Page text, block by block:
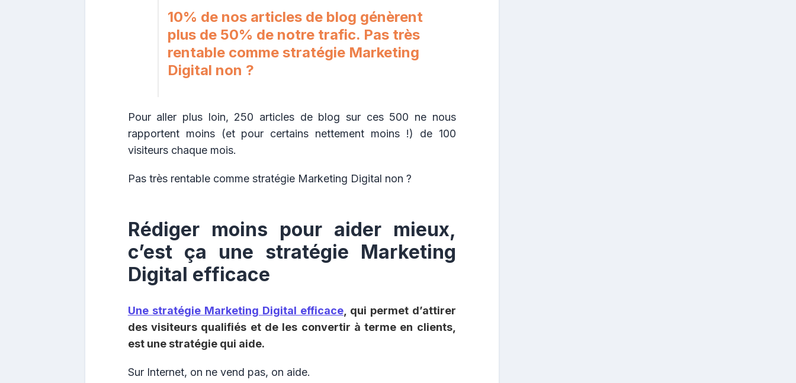
10% de nos articles de blog génèrent
plus de 50% de notre trafic. Pas très
rentable comme stratégie Marketing
Digital non ?
Pour aller plus loin, 250 articles de blog sur ces 500 ne nous
rapportent moins (et pour certains nettement moins !) de 100
visiteurs chaque mois.
Pas très rentable comme stratégie Marketing Digital non ?
Rédiger moins pour aider mieux,
c’est ça une stratégie Marketing
Digital efficace
Une stratégie Marketing Digital efficace, qui permet d’attirer
des visiteurs qualifiés et de les convertir à terme en clients,
est une stratégie qui aide.
Sur Internet, on ne vend pas, on aide.